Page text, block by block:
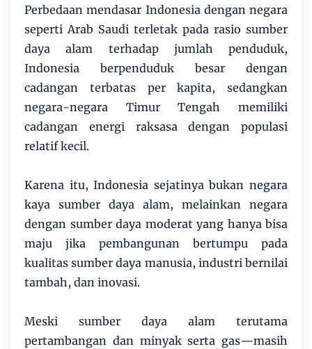
Perbedaan mendasar Indonesia dengan negara
seperti Arab Saudi terletak pada rasio sumber
daya alam terhadap jumlah penduduk,
Indonesia berpenduduk besar dengan
cadangan terbatas per kapita, sedangkan
negara-negara Timur Tengah memiliki
cadangan energi raksasa dengan populasi
relatif kecil.
Karena itu, Indonesia sejatinya bukan negara
kaya sumber daya alam, melainkan negara
dengan sumber daya moderat yang hanya bisa
maju jika pembangunan bertumpu pada
kualitas sumber daya manusia, industri bernilai
tambah, dan inovasi.
Meski sumber daya alam terutama
pertambangan dan minyak serta gas—masih